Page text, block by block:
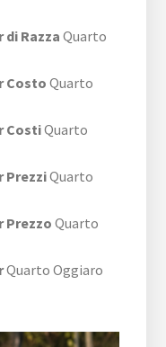
Razza Quarto
CostoQuarto
CostiQuarto
PrezziQuarto
Prezzo Quarto
Quarto Oggiaro